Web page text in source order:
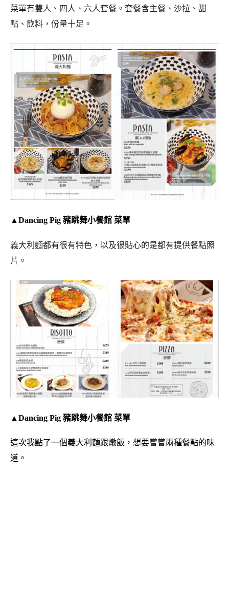
菜單有雙人、四人、六人套餐。套餐含主餐、沙拉、甜
點、飲料，份量十足。
▲Dancing Pig 豬跳舞小餐館 菜單
義大利麵都有很有特色，以及很貼心的是都有提供餐點照
片。
▲Dancing Pig 豬跳舞小餐館 菜單
這次我點了一個義大利麵跟燉飯，想要嘗嘗兩種餐點的味
道。